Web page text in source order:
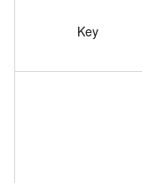
Key